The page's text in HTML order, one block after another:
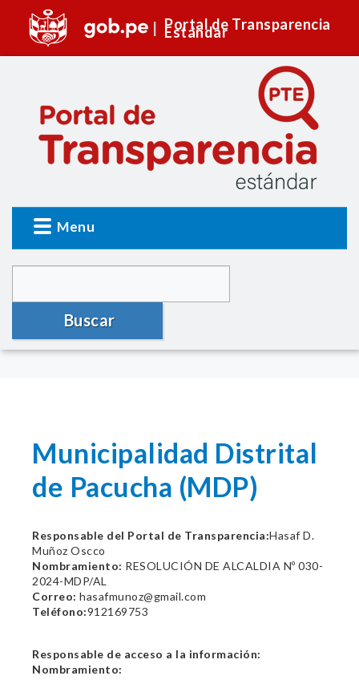
Portal de Transparencia
Estándar
Menu
Buscar
Municipalidad Distrital
de Pacucha (MDP)
Responsable del Portal de Transparencia:Hasaf D.
Muñoz Oscco
Nombramiento: RESOLUCIÓN DE ALCALDIA Nº 030-
2024-MDP/AL
Correo: hasafmunoz@gmail.com
Teléfono:912169753
Responsable de acceso a la información:
Nombramiento: